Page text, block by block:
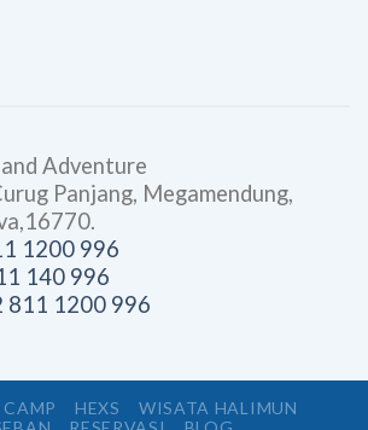
Adventure
Panjang, Megamendung,
1200 996
140 996
811 1200 996
CAMP HEXS
WISATA HALIMUN